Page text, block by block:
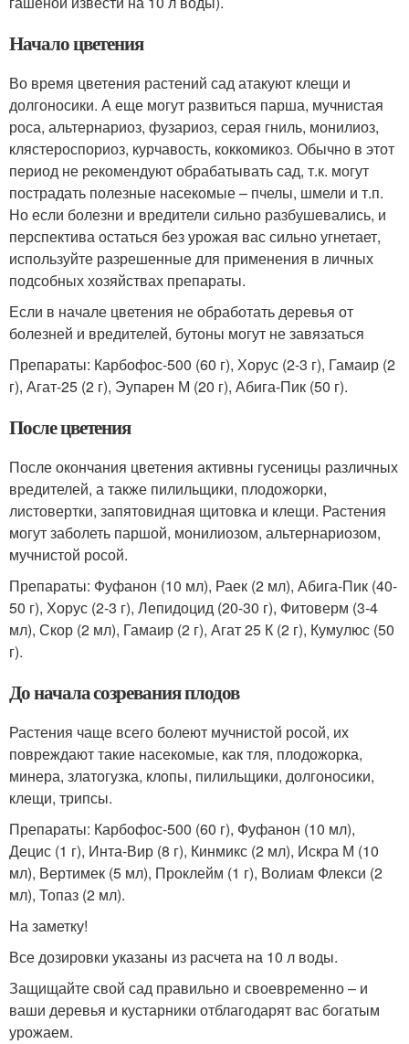
Начало цветения
Во время цветения растений сад атакуют клещи и
долгоносики. А еще могут развиться парша, мучнистая
роса, альтернариоз, фузариоз, серая гниль, монилиоз,
клястероспориоз, курчавость, коккомикоз. Обычно в этот
период не рекомендуют обрабатывать сад, т.к. могут
пострадать полезные насекомые – пчелы, шмели и т.п.
Но если болезни и вредители сильно разбушевались, и
перспектива остаться без урожая вас сильно угнетает,
используйте разрешенные для применения в личных
подсобных хозяйствах препараты.
Если в начале цветения не обработать деревья от
болезней и вредителей, бутоны могут не завязаться
Препараты: Карбофос-500 (60 г), Хорус (2-3 г), Гамаир (2
г), Агат-25 (2 г), Эупарен М (20 г), Абига-Пик (50 г).
После цветения
После окончания цветения активны гусеницы различных
вредителей, а также пилильщики, плодожорки,
листовертки, запятовидная щитовка и клещи. Растения
могут заболеть паршой, монилиозом, альтернариозом,
мучнистой росой.
Препараты: Фуфанон (10 мл), Раек (2 мл), Абига-Пик (40-
50 г), Хорус (2-3 г), Лепидоцид (20-30 г), Фитоверм (3-4
мл), Скор (2 мл), Гамаир (2 г), Агат 25 К (2 г), Кумулюс (50
г).
До начала созревания плодов
Растения чаще всего болеют мучнистой росой, их
повреждают такие насекомые, как тля, плодожорка,
минера, златогузка, клопы, пилильщики, долгоносики,
клещи, трипсы.
Препараты: Карбофос-500 (60 г), Фуфанон (10 мл),
Децис (1 г), Инта-Вир (8 г), Кинмикс (2 мл), Искра М (10
мл), Вертимек (5 мл), Проклейм (1 г), Волиам Флекси (2
мл), Топаз (2 мл).
На заметку!
Все дозировки указаны из расчета на 10 л воды.
Защищайте свой сад правильно и своевременно – и
ваши деревья и кустарники отблагодарят вас богатым
урожаем.